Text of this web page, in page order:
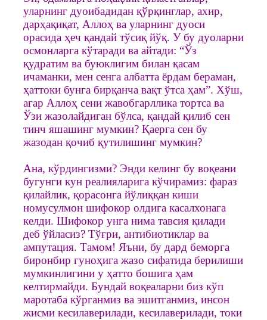
уларнинг дуоибадидан қўрқинглар, ахир,
дарҳақиқат, Аллоҳ ва уларнинг дуоси
орасида ҳеч қандай тўсиқ йўқ. У бу дуоларни
осмонларга кўтаради ва айтади: “Ўз
қудратим ва буюклигим билан қасам
ичаманки, мен сенга албатта ёрдам бераман,
ҳаттоки бунга бирқанча вақт ўтса ҳам”. Хўш,
агар Аллоҳ сени жавобгарллика тортса ва
Ўзи жазолайдиган бўлса, қандай қилиб сен
тинч яшашинг мумкин? Қаерга сен бу
жазодан қочиб қутилишинг мумкин?
Ана, кўрдингизми? Энди келинг бу воқеани
бугунги кун реалияларига кўчирамиз: фараз
қилайлик, қорасонга йўлиққан киши
номусулмон шифокор олдига касалхонага
келди. Шифокор унга нима тавсия қилади
деб ўйласиз? Тўғри, антибиотиклар ва
ампутация. Тамом! Яъни, бу дард беморга
биронбир гуноҳига жазо сифатида берилиши
мумкинлигини у ҳатто бошига ҳам
келтирмайди. Бундай воқеаларни биз кўп
маротаба кўрганмиз ва эшитганмиз, инсон
жисми кесилаверилади, кесилаверилади, токи